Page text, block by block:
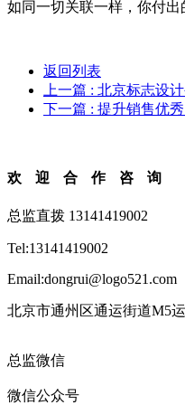
如同一切关联一样，你付出
返回列表
上一篇 : 北京标志设
下一篇 : 提升销售优
欢迎合作咨询
总监直拨 13141419002
Tel:13141419002
Email:dongrui@logo521.com
北京市通州区通运街道M5
总监微信
微信公众号